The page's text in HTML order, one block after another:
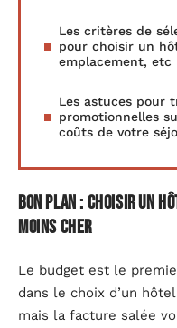
Les critères de
pour choisir un
emplacement, etc
Les astuces pour
promotionnelles
coûts de votre
Bon plan : Choisir un
moins cher
Le budget est le
dans le choix d’un
mais la facture salée